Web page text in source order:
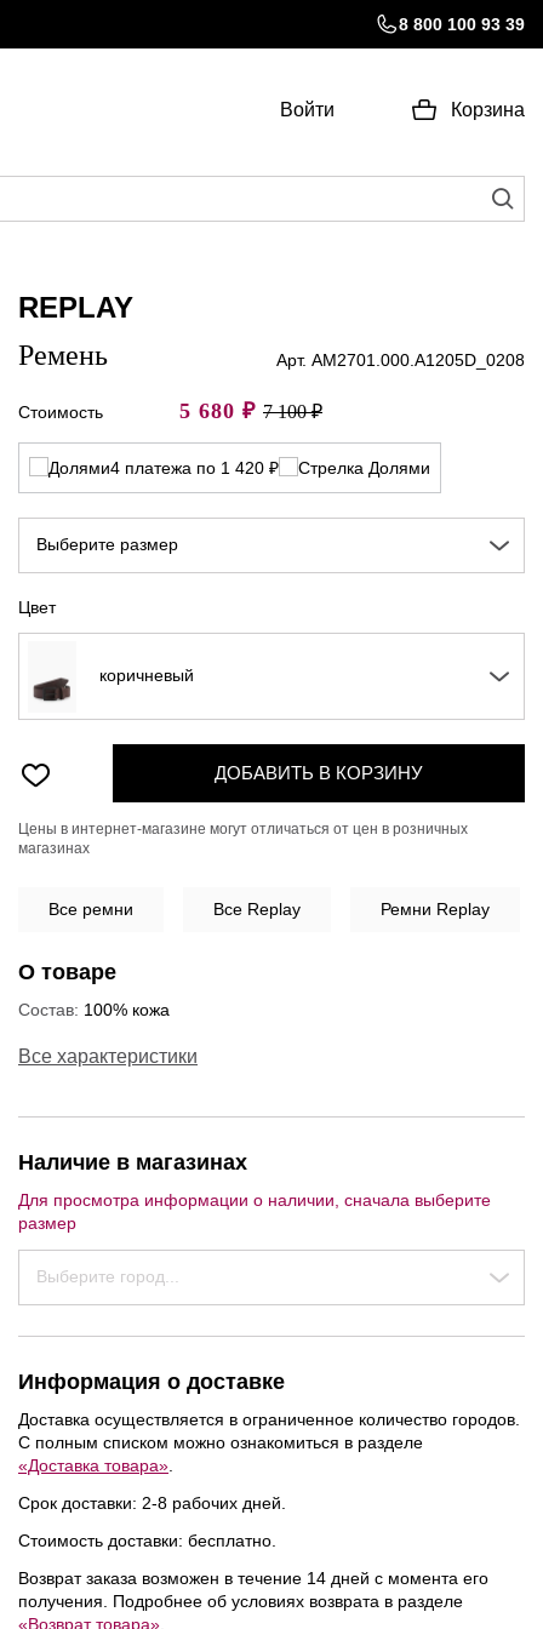
8 800 100 93 39
Войти Корзина
NEW NEW NEW
REPLAY
Ремень Арт. AM2701.000.A1205D_0208
Стоимость 5 680 ₽ 7 100 ₽
4 платежа по 1 420 ₽
Выберите размер
Цвет
коричневый
ДОБАВИТЬ В КОРЗИНУ
Цены в интернет-магазине могут отличаться от цен в розничных
магазинах
Все ремни Все Replay Ремни Replay
О товаре
Состав: 100% кожа
Все характеристики
Наличие в магазинах
Для просмотра информации о наличии, сначала выберите
размер
Выберите город...
Информация о доставке
Доставка осуществляется в ограниченное количество городов.
С полным списком можно ознакомиться в разделе
«Доставка товара»
Срок доставки: 2-8 рабочих дней.
Стоимость доставки: бесплатно.
Возврат заказа возможен в течение 14 дней с момента его
получения. Подробнее об условиях возврата в разделе
«Возврат товара»